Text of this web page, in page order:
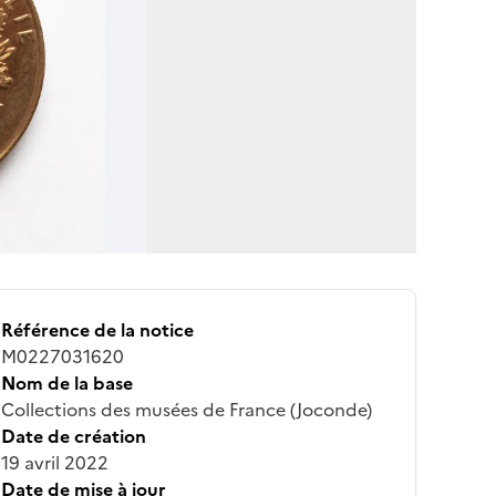
Référence de la notice
M0227031620
Nom de la base
Collections des musées de France (Joconde)
Date de création
19 avril 2022
Date de mise à jour